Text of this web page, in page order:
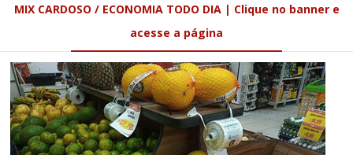
MIX CARDOSO / ECONOMIA TODO DIA | Clique no banner e
acesse a página